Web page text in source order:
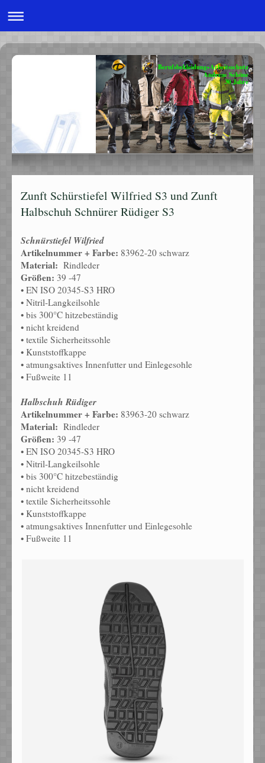
Berufsbekleidung+Arbeitsschutz
Andreas Schöne
30 Jahre
Zunft Schürstiefel Wilfried S3 und Zunft
Halbschuh Schnürer Rüdiger S3
Schnürstiefel Wilfried
Artikelnummer + Farbe: 83962-20 schwarz
Material: Rindleder
Größen: 39 -47
• EN ISO 20345-S3 HRO
• Nitril-Langkeilsohle
• bis 300°C hitzebeständig
• nicht kreidend
• textile Sicherheitssohle
• Kunststoffkappe
• atmungsaktives Innenfutter und Einlegesohle
• Fußweite 11
Halbschuh Rüdiger
Artikelnummer + Farbe: 83963-20 schwarz
Material: Rindleder
Größen: 39 -47
• EN ISO 20345-S3 HRO
• Nitril-Langkeilsohle
• bis 300°C hitzebeständig
• nicht kreidend
• textile Sicherheitssohle
• Kunststoffkappe
• atmungsaktives Innenfutter und Einlegesohle
• Fußweite 11